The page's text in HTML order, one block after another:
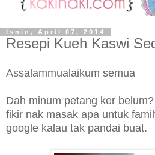
Isnin, April 07, 2014
Resepi Kueh Kaswi
Assalammualaikum semua
Dah minum petang ker
fikir nak masak apa untuk
google kalau tak pandai buat.